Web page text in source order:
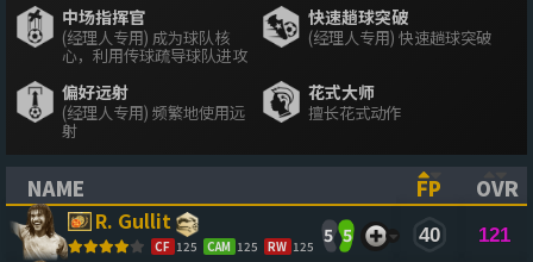
中场指挥官
(经理人专用) 成为球队核
心，利用传球疏导球队进攻
快速趟球突破
(经理人专用) 快速趟球突破
偏好远射
(经理人专用) 频繁地使用远
射
花式大师
擅长花式动作
NAME
(CLICK TO SORT ASCENDING)
FP
OVR
R. Gullit
CF 125 CAM 125 RW 125
5 5 40 121